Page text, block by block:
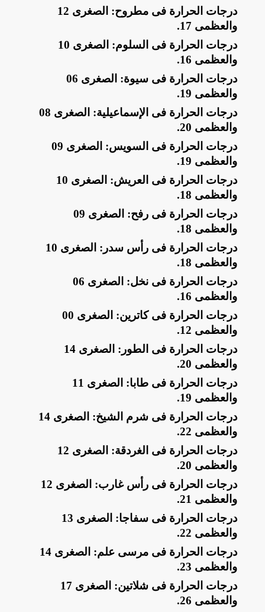
​درجات الحرارة فى مطروح: الصغرى 12
والعظمى 17
.
​درجات الحرارة فى السلوم: الصغرى 10
والعظمى 16
.
​درجات الحرارة فى سيوة: الصغرى 06
والعظمى 19
.
​درجات الحرارة فى الإسماعيلية: الصغرى 08
والعظمى 20
.
​درجات الحرارة فى السويس: الصغرى 09
والعظمى 19
.
​درجات الحرارة فى العريش: الصغرى 10
والعظمى 18
.
​درجات الحرارة فى رفح: الصغرى 09
والعظمى 18
.
​درجات الحرارة فى رأس سدر: الصغرى 10
والعظمى 18
.
​درجات الحرارة فى نخل: الصغرى 06
والعظمى 16
.
​درجات الحرارة فى كاترين: الصغرى 00
والعظمى 12
.
​درجات الحرارة فى الطور: الصغرى 14
والعظمى 20
.
​درجات الحرارة فى طابا: الصغرى 11
والعظمى 19
.
​درجات الحرارة فى شرم الشيخ: الصغرى 14
والعظمى 22
.
​درجات الحرارة فى الغردقة: الصغرى 12
والعظمى 20
.
​درجات الحرارة فى رأس غارب: الصغرى 12
والعظمى 21
.
​درجات الحرارة فى سفاجا: الصغرى 13
والعظمى 22
.
​درجات الحرارة فى مرسى علم: الصغرى 14
والعظمى 23
.
​درجات الحرارة فى شلاتين: الصغرى 17
والعظمى 26
.